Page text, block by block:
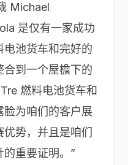
Michael
是仅有一家成功
电池货车和完好的
合到一个屋檐下的
燃料电池货车和
脸为咱们的客户展
势，并且是咱们
重要证明。”